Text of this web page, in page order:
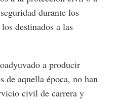
durante los
destinados a las
a producir
de aquella época, no han
civil de carrera y